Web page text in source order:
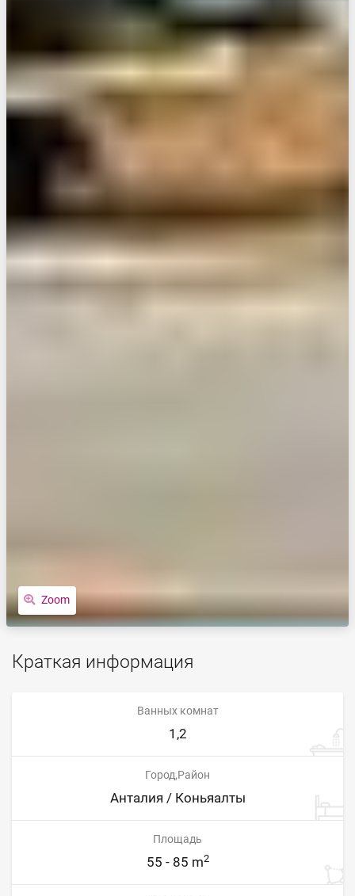
Zoom
Краткая информация
Ванных комнат
1,2
Город,Район
Анталия / Коньяалты
Площадь
55 - 85 m2